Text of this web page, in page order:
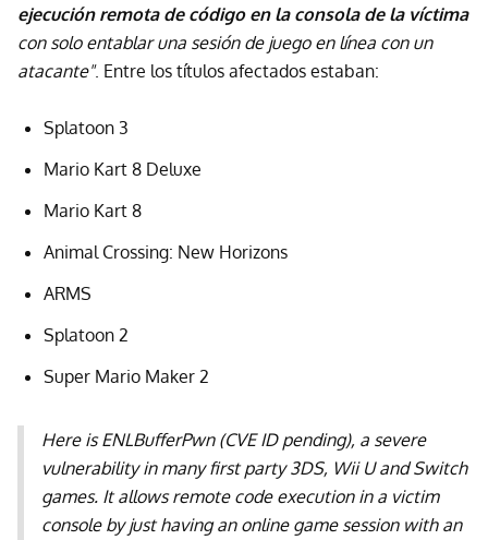
ejecución remota de código en la consola de la víctima
con solo entablar una sesión de juego en línea con un
atacante". Entre los títulos afectados estaban:
Splatoon 3
Mario Kart 8 Deluxe
Mario Kart 8
Animal Crossing: New Horizons
ARMS
Splatoon 2
Super Mario Maker 2
Here is ENLBufferPwn (CVE ID pending), a severe
vulnerability in many first party 3DS, Wii U and Switch
games. It allows remote code execution in a victim
console by just having an online game session with an